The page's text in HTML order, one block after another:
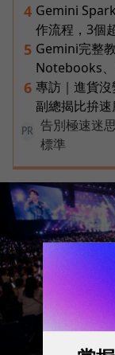
4 Gemini
作流程，3個
5 Gemini完整
Notebooks
6 專訪｜進貨
副總揭比拚
PR
告別極速迷
標準